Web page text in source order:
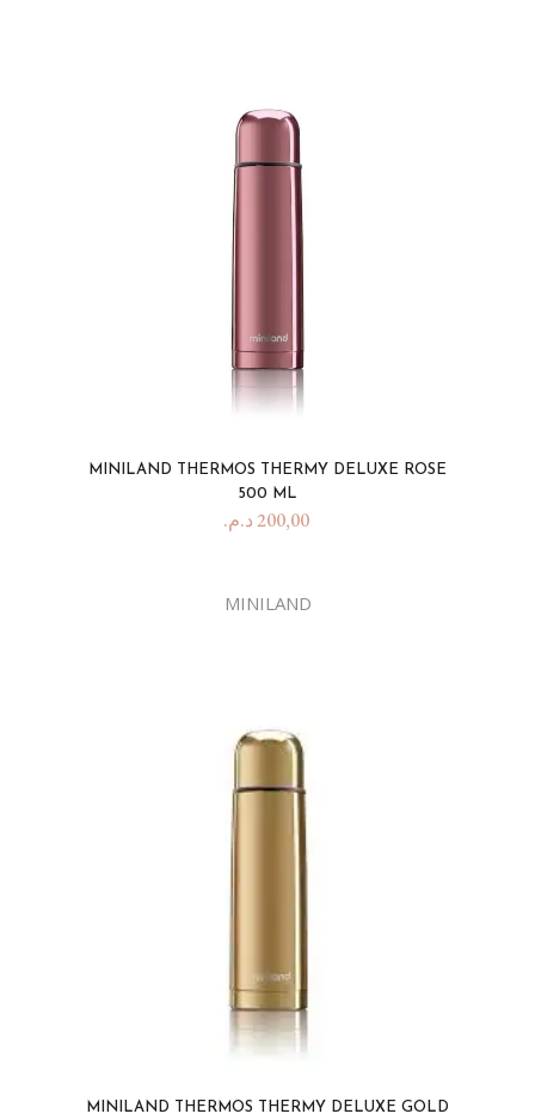
MINILAND THERMOS THERMY DELUXE ROSE
500 ML
200,00د.م.
MINILAND
MINILAND THERMOS THERMY DELUXE GOLD